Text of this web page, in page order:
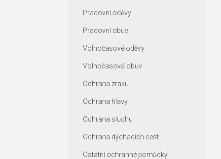
Pracovní oděvy
Pracovní obuv
Volnočasové oděvy
Volnočasová obuv
Ochrana zraku
Ochrana hlavy
Ochrana sluchu
Ochrana dýchacích cest
Ostatní ochranné pomůcky